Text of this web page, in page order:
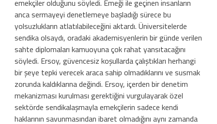
emekçiler olduğunu söyledi. Emeği ile geçinen insanların
anca sermayeyi denetlemeye başladığı sürece bu
yolsuzlukların atlatılabileceğini aktardı. Üniversitelerde
sendika olsaydı, oradaki akademisyenlerin bir günde verilen
sahte diplomaları kamuoyuna çok rahat yansıtacağını
söyledi. Ersoy, güvencesiz koşullarda çalıştıkları herhangi
bir şeye tepki verecek araca sahip olmadıklarını ve susmak
zorunda kaldıklarına değindi. Ersoy, içerden bir denetim
mekanizması kurulması gerektiğini vurgulayarak özel
sektörde sendikalaşmayla emekçilerin sadece kendi
haklarının savunmasından ibaret olmadığını aynı zamanda